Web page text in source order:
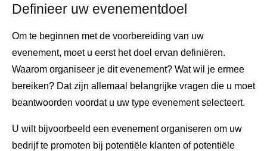
Definieer uw evenementdoel
Om te beginnen met de voorbereiding van uw
evenement, moet u eerst het doel ervan definiëren.
Waarom organiseer je dit evenement? Wat wil je ermee
bereiken? Dat zijn allemaal belangrijke vragen die u moet
beantwoorden voordat u uw type evenement selecteert.
U wilt bijvoorbeeld een evenement organiseren om uw
bedrijf te promoten bij potentiële klanten of potentiële